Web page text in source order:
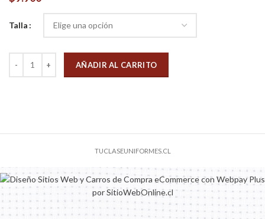
Talla
AÑADIR AL CARRITO
TUCLASEUNIFORMES.CL